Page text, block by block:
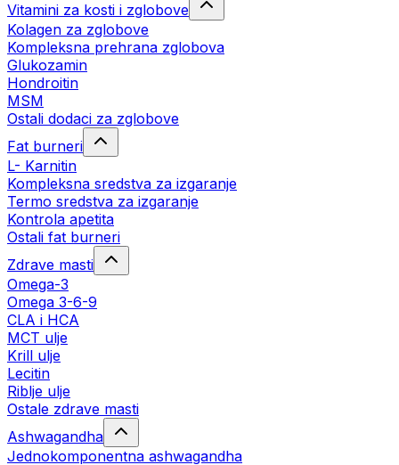
Vitamini za kosti i zglobove
Kolagen za zglobove
Kompleksna prehrana zglobova
Glukozamin
Hondroitin
MSM
Ostali dodaci za zglobove
Fat burneri
L- Karnitin
Kompleksna sredstva za izgaranje
Termo sredstva za izgaranje
Kontrola apetita
Ostali fat burneri
Zdrave masti
Omega-3
Omega 3-6-9
CLA i HCA
MCT ulje
Krill ulje
Lecitin
Riblje ulje
Ostale zdrave masti
Ashwagandha
Jednokomponentna ashwagandha